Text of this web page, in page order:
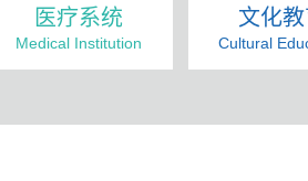
医疗系统
Medical Institution
文化
Cultural